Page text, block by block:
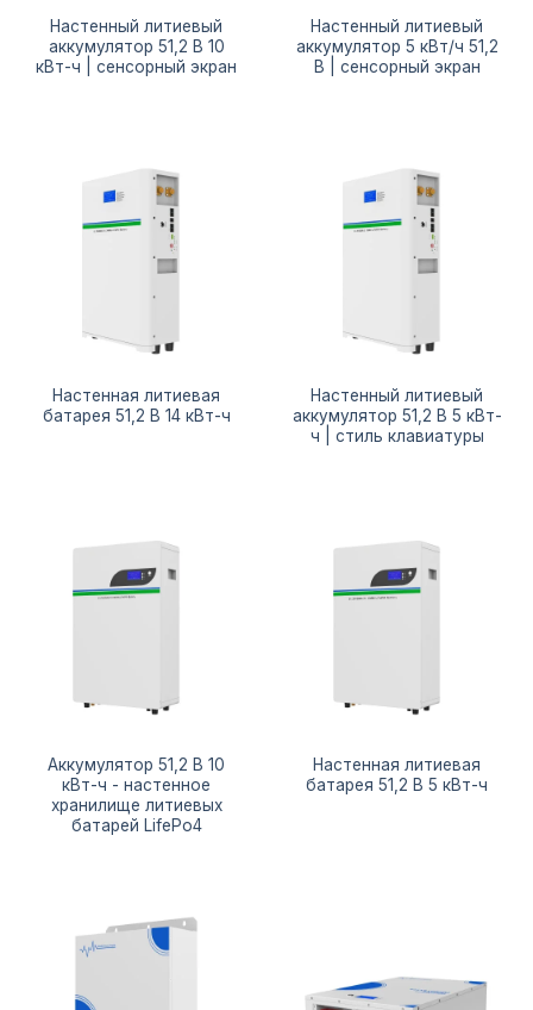
Настенный литиевый
аккумулятор 51,2 В 10
кВт-ч | сенсорный экран
Настенный литиевый
аккумулятор 5 кВт/ч 51,2
В | сенсорный экран
Настенная литиевая
батарея 51,2 В 14 кВт-ч
Настенный литиевый
аккумулятор 51,2 В 5 кВт-
ч | стиль клавиатуры
Аккумулятор 51,2 В 10
кВт-ч - настенное
хранилище литиевых
батарей LifePo4
Настенная литиевая
батарея 51,2 В 5 кВт-ч